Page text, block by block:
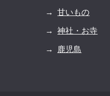
甘いもの
神社・お寺
鹿児島